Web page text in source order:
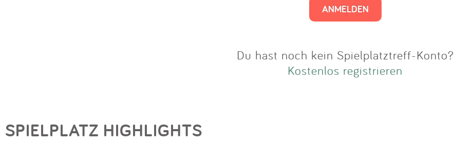
Du hast noch kein Spielplatztreff-Konto?
Kostenlos registrieren
SPIELPLATZ HIGHLIGHTS